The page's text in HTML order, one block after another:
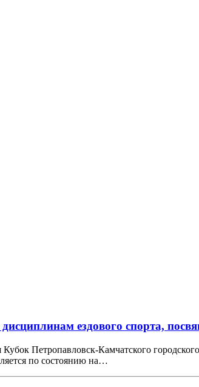
ездового спорта,
Петропавловск-Камчатского
по состоянию на…